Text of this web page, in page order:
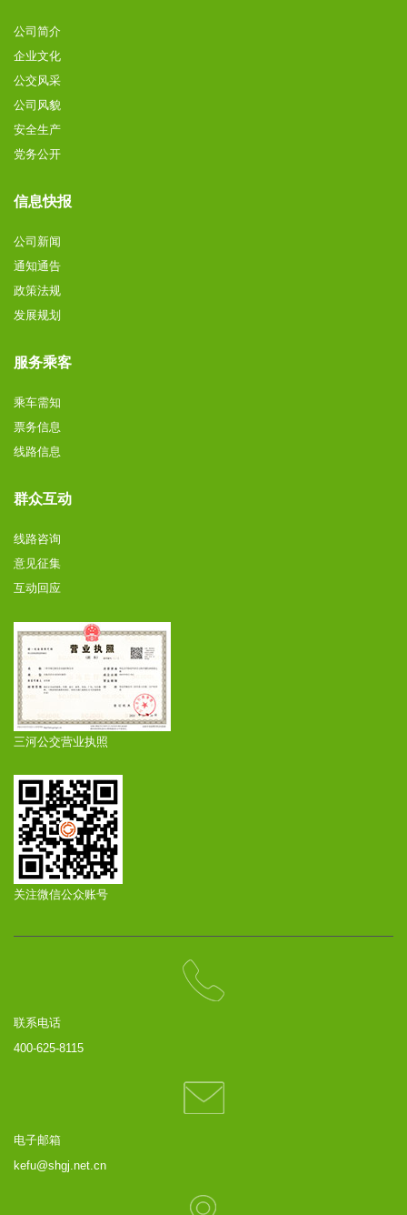
公司简介
企业文化
公交风采
公司风貌
安全生产
党务公开
信息快报
公司新闻
通知通告
政策法规
发展规划
服务乘客
乘车需知
票务信息
线路信息
群众互动
线路咨询
意见征集
互动回应
三河公交营业执照
关注微信公众账号
联系电话
400-625-8115
电子邮箱
kefu@shgj.net.cn